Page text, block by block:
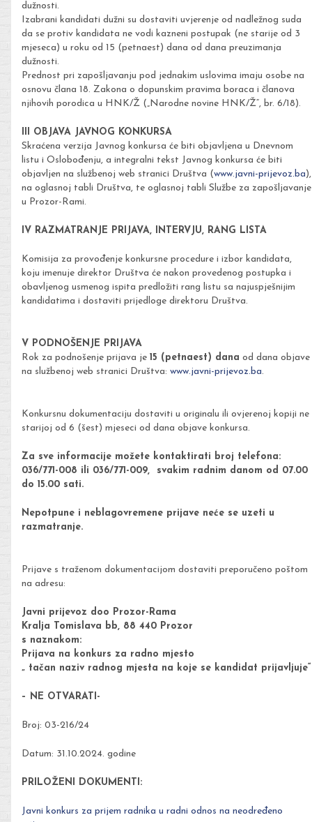
dužnosti.
Izabrani kandidati dužni su dostaviti uvjerenje od nadležnog suda
da se protiv kandidata ne vodi kazneni postupak (ne starije od 3
mjeseca) u roku od 15 (petnaest) dana od dana preuzimanja
dužnosti.
Prednost pri zapošljavanju pod jednakim uslovima imaju osobe na
osnovu člana 18. Zakona o dopunskim pravima boraca i članova
njihovih porodica u HNK/Ž („Narodne novine HNK/Ž“, br. 6/18).
III OBJAVA JAVNOG KONKURSA
Skraćena verzija Javnog konkursa će biti objavljena u Dnevnom
listu i Oslobođenju, a integralni tekst Javnog konkursa će biti
objavljen na službenoj web stranici Društva (www.javni-prijevoz.ba),
na oglasnoj tabli Društva, te oglasnoj tabli Službe za zapošljavanje
u Prozor-Rami.
IV RAZMATRANJE PRIJAVA, INTERVJU, RANG LISTA
Komisija za provođenje konkursne procedure i izbor kandidata,
koju imenuje direktor Društva će nakon provedenog postupka i
obavljenog usmenog ispita predložiti rang listu sa najuspješnijim
kandidatima i dostaviti prijedloge direktoru Društva.
V PODNOŠENJE PRIJAVA
Rok za podnošenje prijava je 15 (petnaest) dana od dana objave
na službenoj web stranici Društva: www.javni-prijevoz.ba.
Konkursnu dokumentaciju dostaviti u originalu ili ovjerenoj kopiji ne
starijoj od 6 (šest) mjeseci od dana objave konkursa.
Za sve informacije možete kontaktirati broj telefona:
036/771-008 ili 036/771-009, svakim radnim danom od 07.00
do 15.00 sati.
Nepotpune i neblagovremene prijave neće se uzeti u
razmatranje.
Prijave s traženom dokumentacijom dostaviti preporučeno poštom
na adresu:
Javni prijevoz doo Prozor-Rama
Kralja Tomislava bb, 88 440 Prozor
s naznakom:
Prijava na konkurs za radno mjesto
„ tačan naziv radnog mjesta na koje se kandidat prijavljuje“
– NE OTVARATI-
Broj: 03-216/24
Datum: 31.10.2024. godine
PRILOŽENI DOKUMENTI:
Javni konkurs za prijem radnika u radni odnos na neodređeno